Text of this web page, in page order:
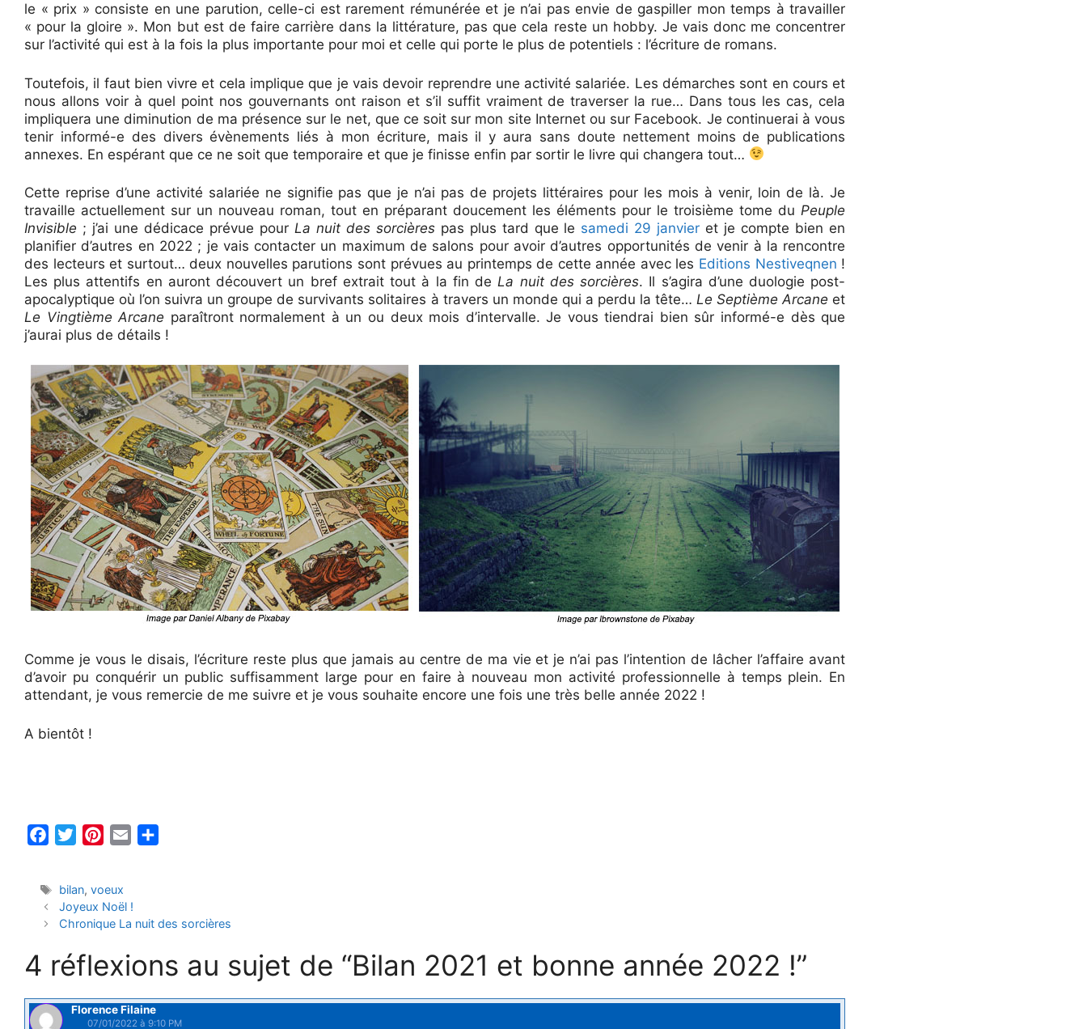
le « prix » consiste en une parution, celle-ci est rarement rémunérée et je n’ai pas envie de gaspiller mon temps à travailler
« pour la gloire ». Mon but est de faire carrière dans la littérature, pas que cela reste un hobby. Je vais donc me concentrer
sur l’activité qui est à la fois la plus importante pour moi et celle qui porte le plus de potentiels : l’écriture de romans.
Toutefois, il faut bien vivre et cela implique que je vais devoir reprendre une activité salariée. Les démarches sont en cours et
nous allons voir à quel point nos gouvernants ont raison et s’il suffit vraiment de traverser la rue… Dans tous les cas, cela
impliquera une diminution de ma présence sur le net, que ce soit sur mon site Internet ou sur Facebook. Je continuerai à vous
tenir informé-e des divers évènements liés à mon écriture, mais il y aura sans doute nettement moins de publications
annexes. En espérant que ce ne soit que temporaire et que je finisse enfin par sortir le livre qui changera tout…
Cette reprise d’une activité salariée ne signifie pas que je n’ai pas de projets littéraires pour les mois à venir, loin de là. Je
travaille actuellement sur un nouveau roman, tout en préparant doucement les éléments pour le troisième tome duPeuple
Invisible ; j’ai une dédicace prévue pour La nuit des sorcièrespas plus tard que le samedi 29 janvier et je compte bien en
planifier d’autres en 2022 ; je vais contacter un maximum de salons pour avoir d’autres opportunités de venir à la rencontre
des lecteurs et surtout… deux nouvelles parutions sont prévues au printemps de cette année avec les Editions Nestiveqnen !
Les plus attentifs en auront découvert un bref extrait tout à la fin deLa nuit des sorcières. Il s’agira d’une duologie post-
apocalyptique où l’on suivra un groupe de survivants solitaires à travers un monde qui a perdu la tête…Le Septième Arcane et
Le Vingtième Arcane paraîtront normalement à un ou deux mois d’intervalle. Je vous tiendrai bien sûr informé-e dès que
j’aurai plus de détails !
Comme je vous le disais, l’écriture reste plus que jamais au centre de ma vie et je n’ai pas l’intention de lâcher l’affaire avant
d’avoir pu conquérir un public suffisamment large pour en faire à nouveau mon activité professionnelle à temps plein. En
attendant, je vous remercie de me suivre et je vous souhaite encore une fois une très belle année 2022 !
A bientôt !
e
o
t
t
r
t
e
e
t
a
e
Étiquettes
bilan,voeux
Joyeux Noël !
Chronique La nuit des sorcières
4 réflexions au sujet de “Bilan 2021 et bonne année 2022 !”
Florence Filaine
07/01/2022 à 9:10 PM